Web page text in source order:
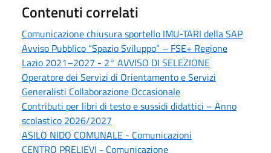
Contenuti correlati
Comunicazione chiusura sportello IMU-TARI della SAP
Avviso Pubblico “Spazio Sviluppo” – FSE+ Regione
Lazio 2021–2027 - 2° AVVISO DI SELEZIONE
Operatore dei Servizi di Orientamento e Servizi
Generalisti Collaborazione Occasionale
Contributi per libri di testo e sussidi didattici – Anno
scolastico 2026/2027
ASILO NIDO COMUNALE - Comunicazioni
CENTRO PRELIEVI - Comunicazione